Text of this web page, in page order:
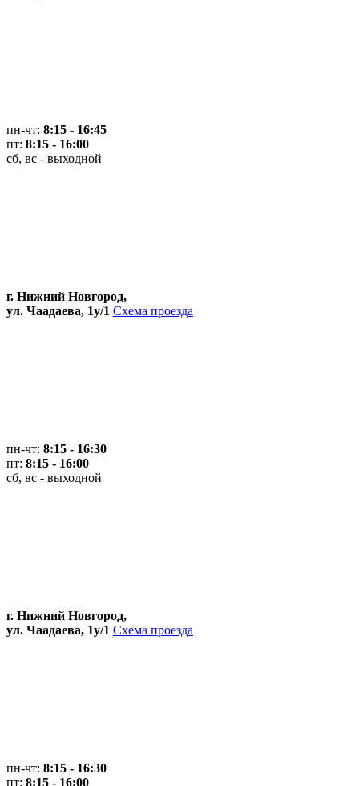
пн-чт: 8:15 - 16:45
пт: 8:15 - 16:00
сб, вс - выходной
г. Нижний Новгород,
ул. Чаадаева, 1у/1 Схема проезда
пн-чт: 8:15 - 16:30
пт: 8:15 - 16:00
сб, вс - выходной
г. Нижний Новгород,
ул. Чаадаева, 1у/1 Схема проезда
пн-чт: 8:15 - 16:30
пт: 8:15 - 16:00